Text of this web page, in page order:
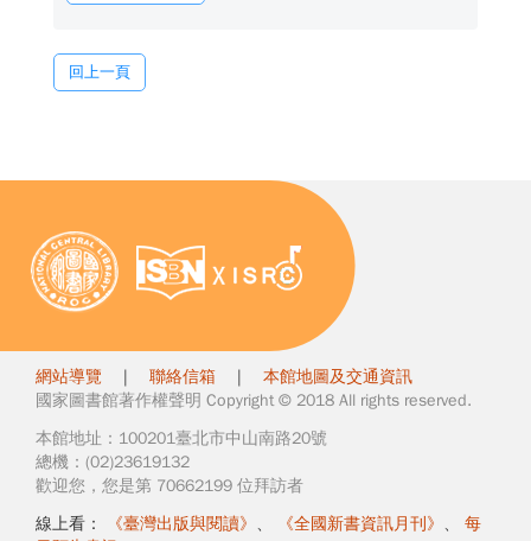
回上一頁
網站導覽 | 聯絡信箱 | 本館地圖及交通資訊
國家圖書館著作權聲明 Copyright © 2018 All rights reserved.
本館地址：100201臺北市中山南路20號
總機：(02)23619132
歡迎您，您是第 70662199 位拜訪者
線上看：
《臺灣出版與閱讀》 、 《全國新書資訊月刊》 、 每